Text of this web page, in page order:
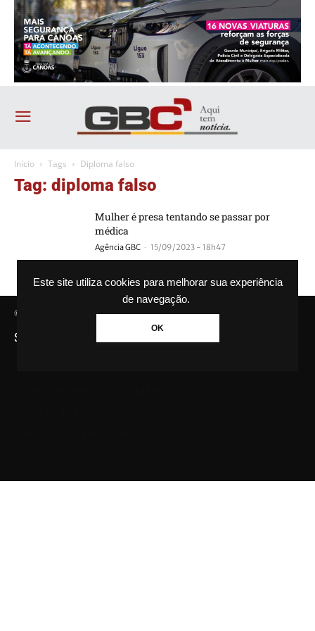
Este site utiliza cookies para melhorar sua experiência
de navegação.
OK
Início Tags Diploma falso
Tag: diploma falso
Mulher é presa tentando se passar por
médica
Agência GBC - 15/09/2023 - 18h47
© Agência GBC. Aqui tem notícia. Todos os direitos reservados.
SAIBA MAIS SOBRE A AGÊNCIA GBC